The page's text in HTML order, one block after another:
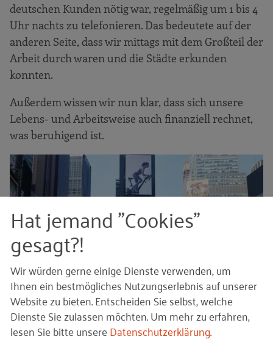
deutschen Kunden nötig war, regelmäßig um 1 bis 4
Uhr nachts zu telefonieren. Das bedeutete auf der
anderen Seite, dass wir mittags mit dem Großteil der
Arbeit durch waren und die Städte erkunden
konnten.
Außerdem wissen wir nun klar, dass sich unsere
Lebens- und Arbeitsweise auch finanziell rechnet,
was beruhigend ist.
Bildnachweis: © atroo GbR - Privat/Non-kommerziell
Hat jemand "Cookies"
gesagt?!
Wir würden gerne einige Dienste verwenden, um
Ihnen ein bestmögliches Nutzungserlebnis auf unserer
Website zu bieten. Entscheiden Sie selbst, welche
Dienste Sie zulassen möchten.Um mehr zu erfahren,
lesen Sie bitte unsereDatenschutzerklärung.